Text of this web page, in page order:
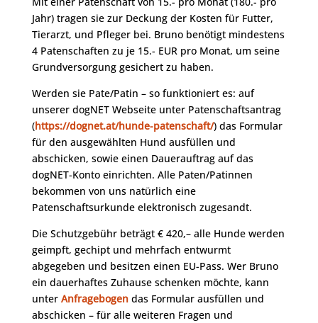
Jahr) tragen sie zur Deckung der Kosten für Futter,
Tierarzt, und Pfleger bei. Bruno benötigt mindestens
4 Patenschaften zu je 15.- EUR pro Monat, um seine
Grundversorgung gesichert zu haben.
Werden sie Pate/Patin – so funktioniert es: auf
unserer dogNET Webseite unter Patenschaftsantrag
(https://dognet.at/hunde-patenschaft/) das Formular
für den ausgewählten Hund ausfüllen und
abschicken, sowie einen Dauerauftrag auf das
dogNET-Konto einrichten. Alle Paten/Patinnen
bekommen von uns natürlich eine
Patenschaftsurkunde elektronisch zugesandt.
Die Schutzgebühr beträgt € 420,– alle Hunde werden
geimpft, gechipt und mehrfach entwurmt
abgegeben und besitzen einen EU-Pass. Wer Bruno
ein dauerhaftes Zuhause schenken möchte, kann
unter Anfragebogendas Formular ausfüllen und
abschicken – für alle weiteren Fragen und